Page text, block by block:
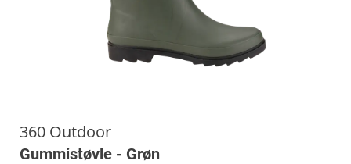
360 Outdoor
Gummistøvle - Grøn